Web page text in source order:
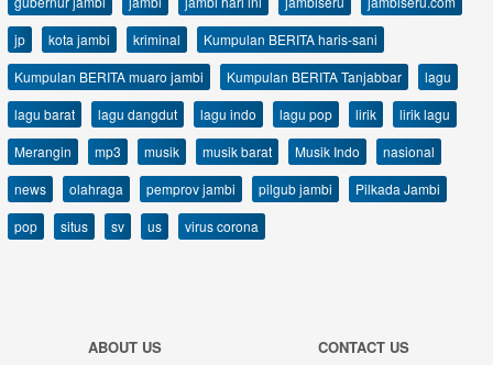
jp
kota jambi kriminal
Kumpulan BERITA haris-sani
Kumpulan BERITA muaro jambi
Kumpulan BERITA Tanjabbar
lagu
lagu barat
lagu dangdut lagu indo lagu pop lirik
lirik lagu
Merangin
mp3 musik musik barat Musik Indo
nasional
news
olahraga pemprov jambi pilgub jambi
Pilkada Jambi
pop
situs sv us virus corona
ABOUT US
CONTACT US